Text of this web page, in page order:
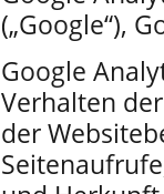
(„Google“),
Google
Verhalten
der